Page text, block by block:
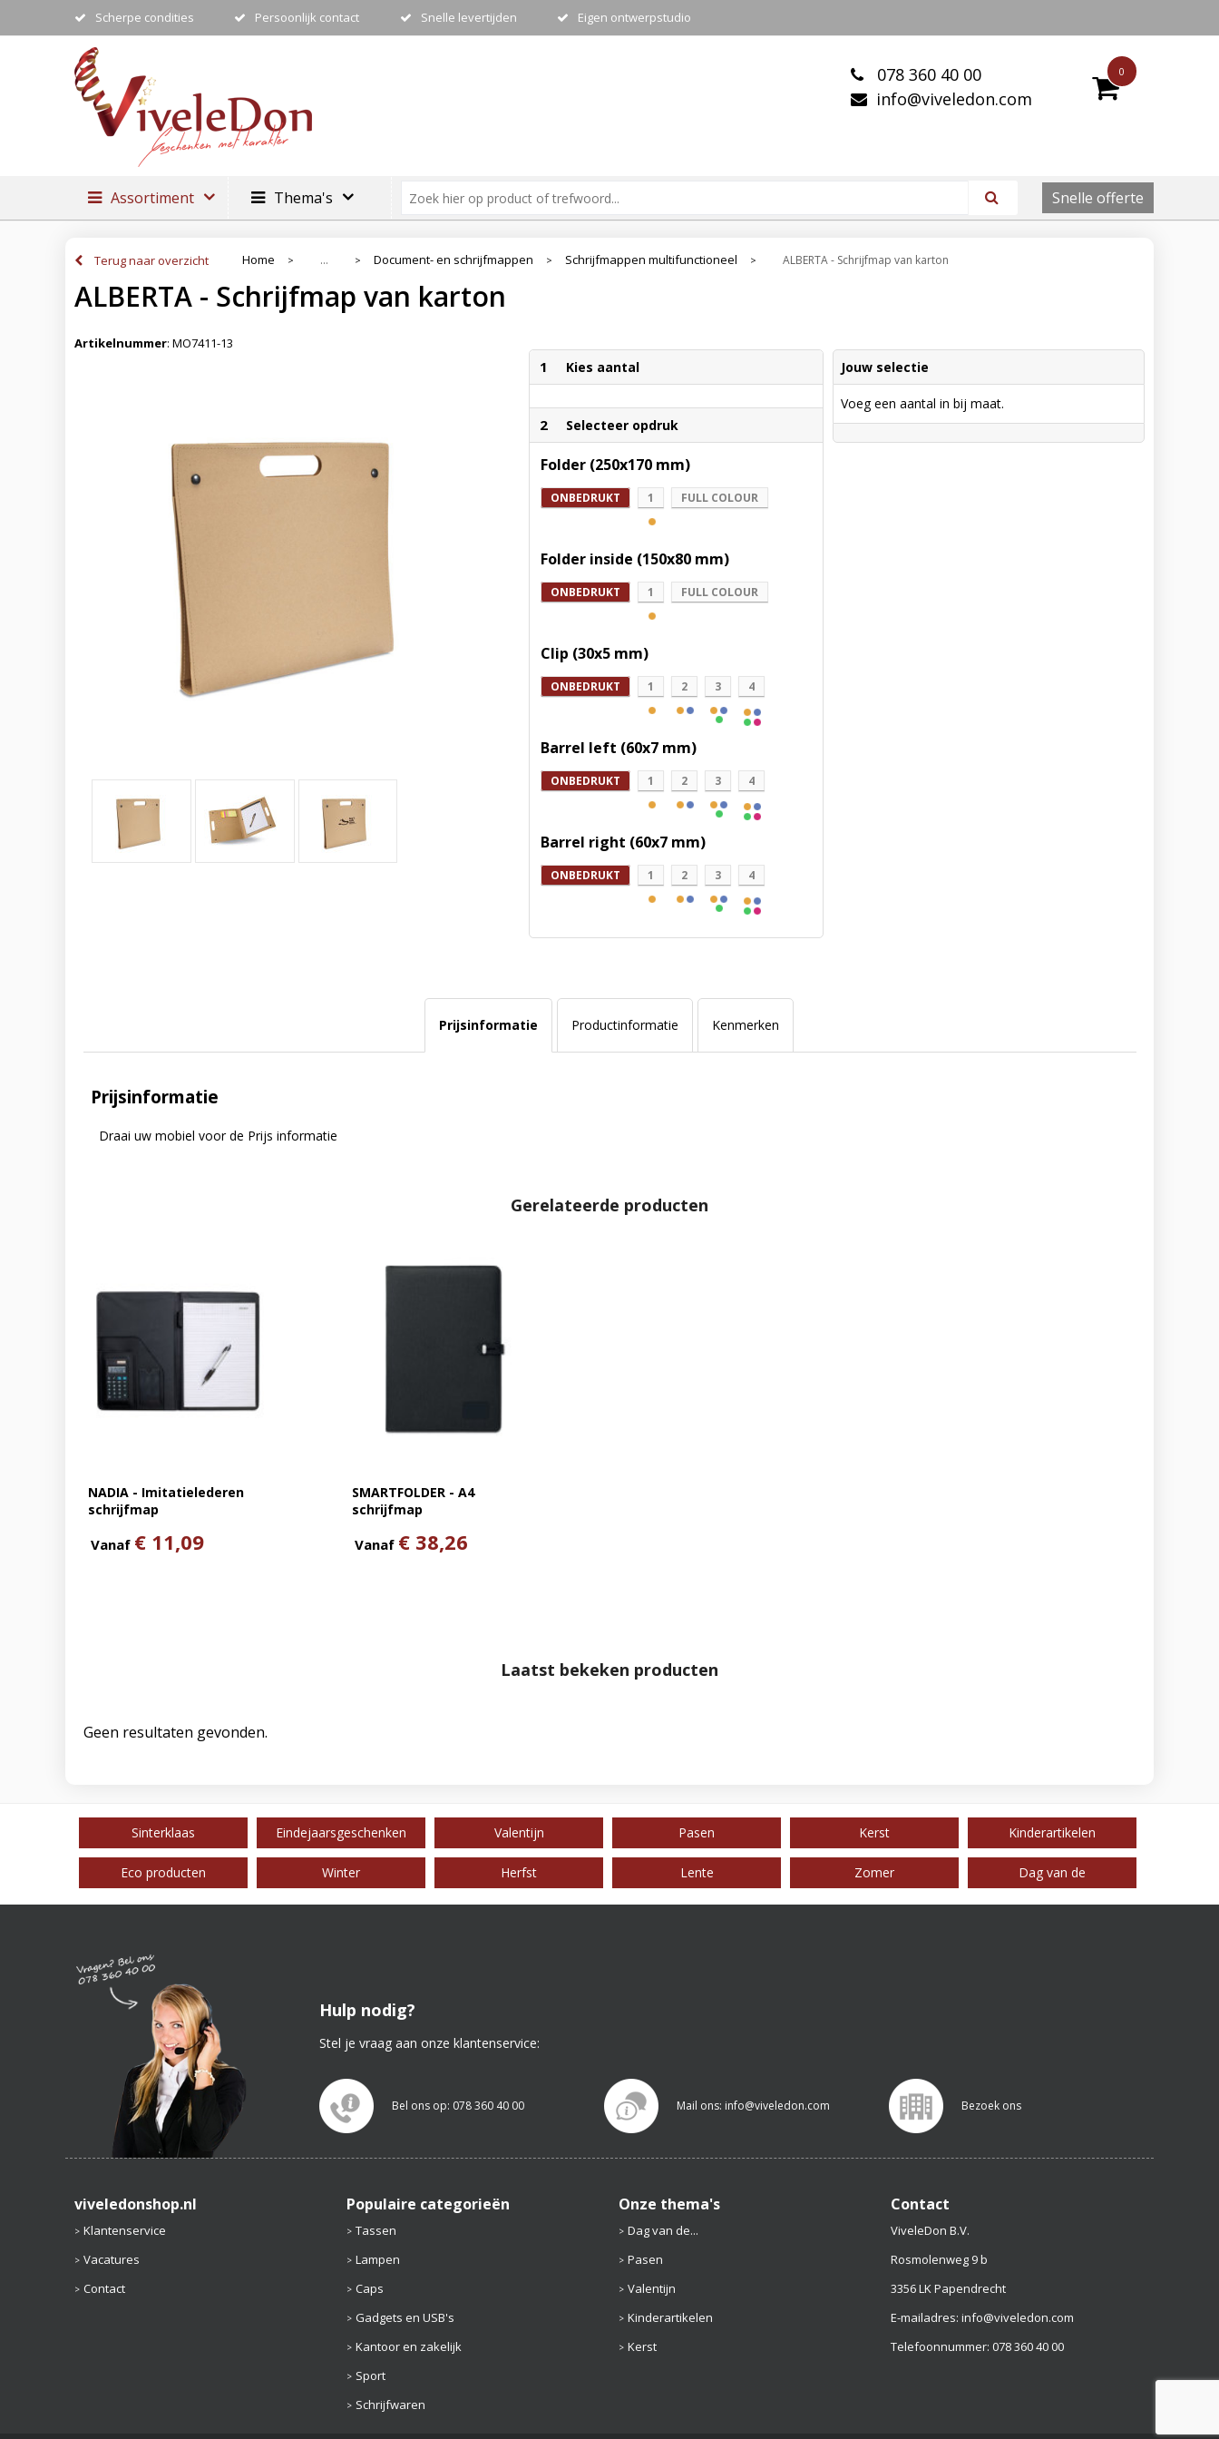
Scherpe condities Persoonlijk contact Snelle levertijden Eigen ontwerpstudio
0
078 360 40 00
info@viveledon.com
Assortiment Thema's Snelle offerte
Terug naar overzicht Home > ... > Document- en schrijfmappen > Schrijfmappen multifunctioneel > ALBERTA - Schrijfmap van karton
ALBERTA - Schrijfmap van karton
Artikelnummer: MO7411-13
1 Kies aantal
2 Selecteer opdruk
Folder (250x170 mm)
ONBEDRUKT 1 FULL COLOUR
Folder inside (150x80 mm)
ONBEDRUKT 1 FULL COLOUR
Clip (30x5 mm)
ONBEDRUKT 1 2 3 4
Barrel left (60x7 mm)
ONBEDRUKT 1 2 3 4
Barrel right (60x7 mm)
ONBEDRUKT 1 2 3 4
Jouw selectie
Voeg een aantal in bij maat.
Prijsinformatie Productinformatie Kenmerken
Prijsinformatie
Draai uw mobiel voor de Prijs informatie
Gerelateerde producten
NADIA - Imitatielederen
schrijfmap
Vanaf € 11,09
SMARTFOLDER - A4
schrijfmap
Vanaf € 38,26
Laatst bekeken producten
Geen resultaten gevonden.
Sinterklaas Eindejaarsgeschenken Valentijn Pasen Kerst Kinderartikelen
Eco producten Winter Herfst Lente Zomer Dag van de
Hulp nodig?
Stel je vraag aan onze klantenservice:
Bel ons op: 078 360 40 00 Mail ons: info@viveledon.com Bezoek ons
viveledonshop.nl
Klantenservice
Vacatures
Contact
Populaire categorieën
Tassen
Lampen
Caps
Gadgets en USB's
Kantoor en zakelijk
Sport
Schrijfwaren
Onze thema's
Dag van de...
Pasen
Valentijn
Kinderartikelen
Kerst
Contact
ViveleDon B.V.
Rosmolenweg 9 b
3356 LK Papendrecht
E-mailadres: info@viveledon.com
Telefoonnummer: 078 360 40 00